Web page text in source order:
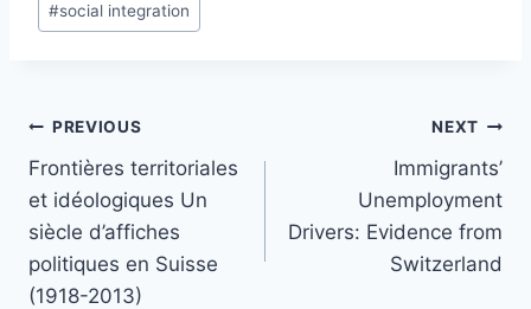
#social integration
Post
navigation
PREVIOUS
Frontières territoriales
et idéologiques Un
siècle d’affiches
politiques en Suisse
(1918-2013)
NEXT
Immigrants’
Unemployment
Drivers: Evidence from
Switzerland